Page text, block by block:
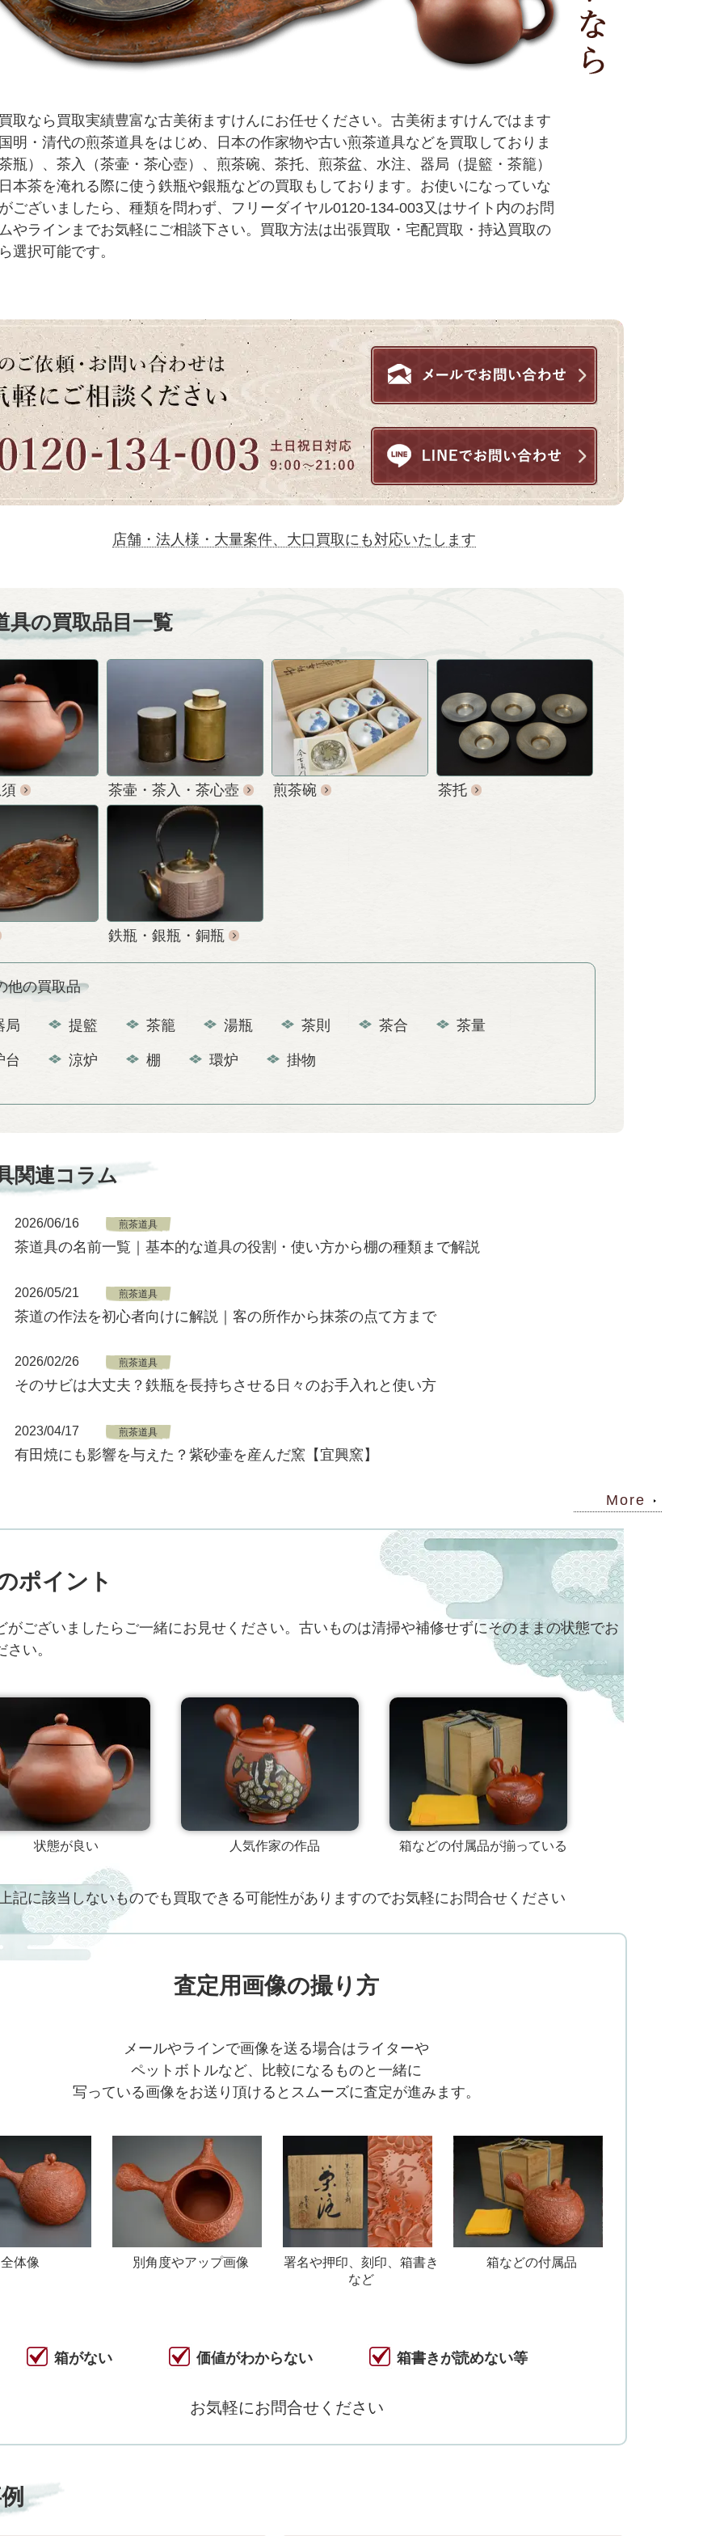
取なら買取実績豊富な古美術ますけんにお任せください。古美術ますけんではます
明・清代の煎茶道具をはじめ、日本の作家物や古い煎茶道具などを買取しておりま
瓶）、茶入（茶壷・茶心壺）、煎茶碗、茶托、煎茶盆、水注、器局（提籃・茶籠）
本茶を淹れる際に使う鉄瓶や銀瓶などの買取もしております。お使いになっていな
ございましたら、種類を問わず、フリーダイヤル0120-134-003又はサイト内のお問
やラインまでお気軽にご相談下さい。買取方法は出張買取・宅配買取・持込買取の
選択可能です。
店舗・法人様・大量案件、大口買取にも対応いたします
具の買取品目一覧
茶壷・茶入・茶心壺 煎茶碗 茶托
鉄瓶・銀瓶・銅瓶
他の買取品
局 提籃 茶籠 湯瓶 茶則 茶合 茶量
台 涼炉 棚 環炉 掛物
関連コラム
2026/06/16 煎茶道具
茶道具の名前一覧｜基本的な道具の役割・使い方から棚の種類まで解説
2026/05/21 煎茶道具
茶道の作法を初心者向けに解説｜客の所作から抹茶の点て方まで
2026/02/26 煎茶道具
そのサビは大丈夫？鉄瓶を長持ちさせる日々のお手入れと使い方
2023/04/17 煎茶道具
有田焼にも影響を与えた？紫砂壷を産んだ窯【宜興窯】
More
国内シェアは約９割!？常滑焼の急須とそのル
ーツ【急須】
ポイント
がございましたらご一緒にお見せください。古いものは清掃や補修せずにそのままの状態でお
さい。
状態が良い 人気作家の作品 箱などの付属品が揃っている
記に該当しないものでも買取できる可能性がありますのでお気軽にお問合せください
査定用画像の撮り方
メールやラインで画像を送る場合はライターや
ペットボトルなど、比較になるものと一緒に
写っている画像をお送り頂けるとスムーズに査定が進みます。
全体像 別角度やアップ画像
署名や押印、刻印、箱書き
など
箱などの付属品
箱がない 価値がわからない 箱書きが読めない等
お気軽にお問合せください